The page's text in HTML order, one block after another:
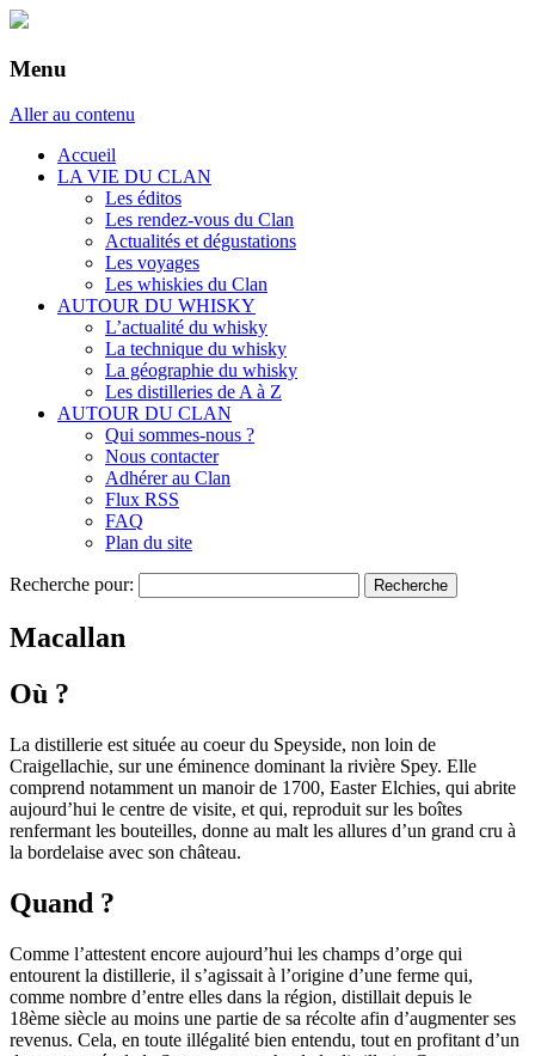
Menu
Aller au contenu
Accueil
LA VIE DU CLAN
Les éditos
Les rendez-vous du Clan
Actualités et dégustations
Les voyages
Les whiskies du Clan
AUTOUR DU WHISKY
L’actualité du whisky
La technique du whisky
La géographie du whisky
Les distilleries de A à Z
AUTOUR DU CLAN
Qui sommes-nous ?
Nous contacter
Adhérer au Clan
Flux RSS
FAQ
Plan du site
Recherche pour:
Macallan
Où ?
La distillerie est située au coeur du Speyside, non loin de
Craigellachie, sur une éminence dominant la rivière Spey. Elle
comprend notamment un manoir de 1700, Easter Elchies, qui abrite
aujourd’hui le centre de visite, et qui, reproduit sur les boîtes
renfermant les bouteilles, donne au malt les allures d’un grand cru à
la bordelaise avec son château.
Quand ?
Comme l’attestent encore aujourd’hui les champs d’orge qui
entourent la distillerie, il s’agissait à l’origine d’une ferme qui,
comme nombre d’entre elles dans la région, distillait depuis le
18ème siècle au moins une partie de sa récolte afin d’augmenter ses
revenus. Cela, en toute illégalité bien entendu, tout en profitant d’un